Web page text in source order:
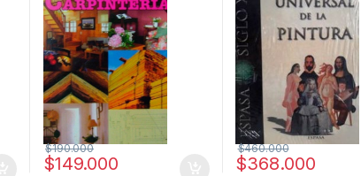
$149.000
$190.000
$368.000
$460.000